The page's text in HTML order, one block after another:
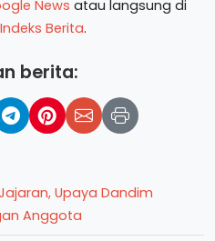
News atau langsung di
Indeks Berita.
berita:
Upaya Dandim
Anggota